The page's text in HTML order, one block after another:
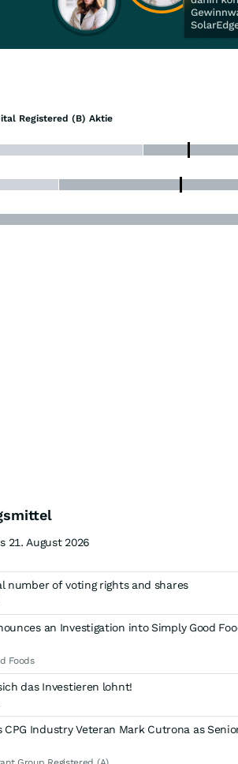
Registered (B) Aktie
21. August 2026
number of voting rights and shares
an Investigation into Simply Good
Foods
das Investieren lohnt!
Industry Veteran Mark Cutrona as